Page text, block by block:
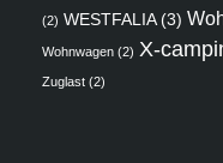
(2) WESTFALIA(3)
Wohnwagen (2) X-
Zuglast (2)